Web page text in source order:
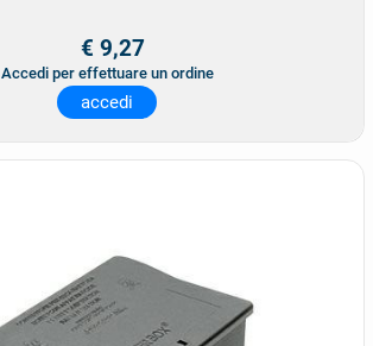
€ 9,27
Accedi per effettuare un ordine
accedi